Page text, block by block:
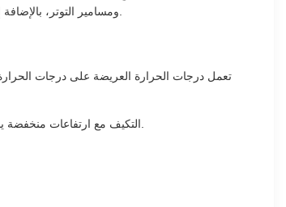
ومسامير التوتر، بالإضافة إلى أجهزة ضغط لفائف متخصصة لمنع التخفيف. يواجه التصميم الاهتزازات الميكانيكية تحت الأرض (الميل الرأسي ≤ 15 °) ، مما يمنع الإخفاقات من تحريك المكونات.
التكيف مع ارتفاعات منخفضة يدعم العمل في مناطق التعدين على ارتفاعات ≤2000 متر دون تعديل المعلمات.الحفاظ على انتاج مستقر حتى في مناطق التعدين الهضبة مثل منغوليا وجنوب أفريقيا.